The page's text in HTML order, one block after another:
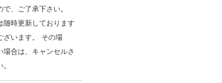
、ご了承下さい。
随時更新しております
ざいます。 その場
合は、キャンセルさ